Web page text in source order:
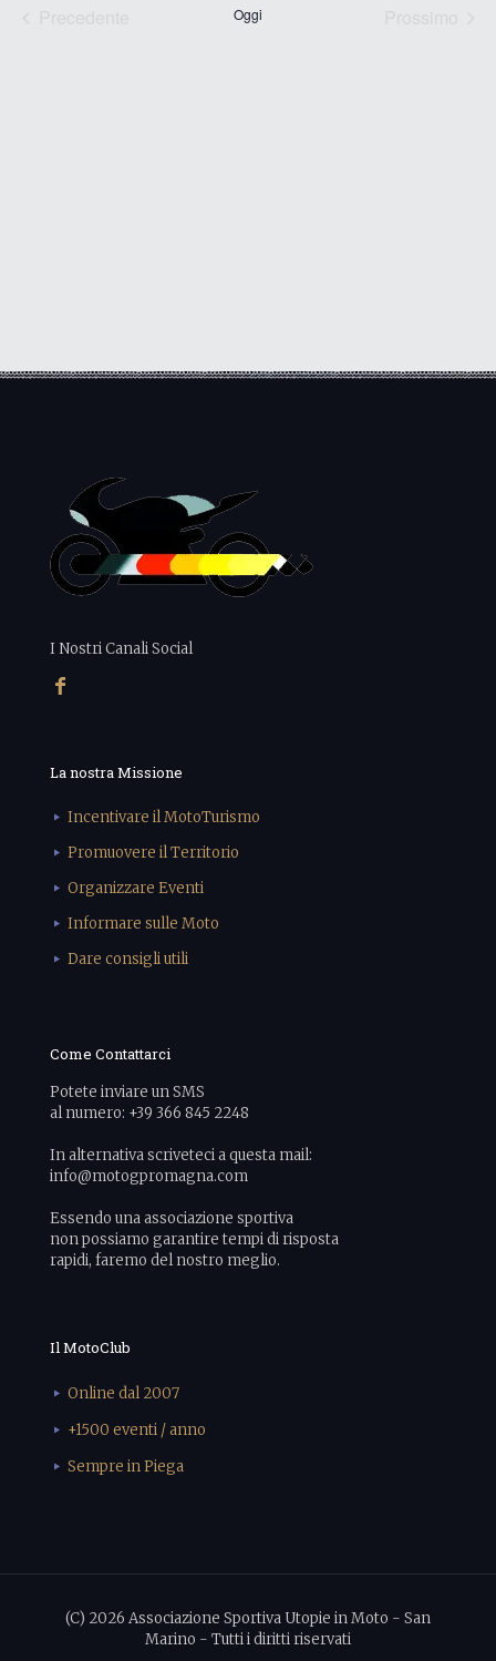
Oggi
I Nostri Canali Social
La nostra Missione
Incentivare il MotoTurismo
Promuovere il Territorio
Organizzare Eventi
Informare sulle Moto
Dare consigli utili
Come Contattarci
Potete inviare un SMS
al numero: +39 366 845 2248
In alternativa scriveteci a questa mail:
info@motogpromagna.com
Essendo una associazione sportiva
non possiamo garantire tempi di risposta
rapidi, faremo del nostro meglio.
Il MotoClub
Online dal 2007
+1500 eventi / anno
Sempre in Piega
(C) 2026 Associazione Sportiva Utopie in Moto - San
Marino - Tutti i diritti riservati